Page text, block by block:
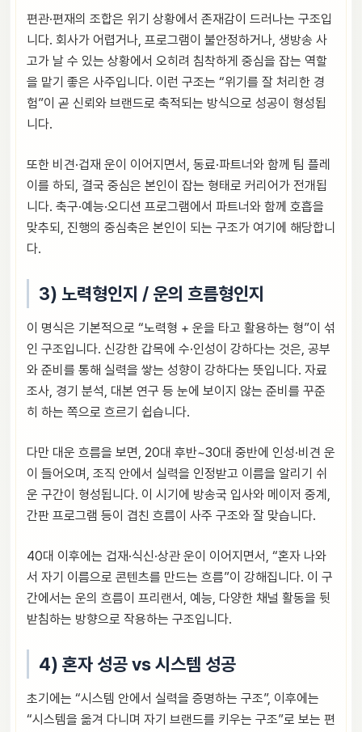
편관·편재의 조합은 위기 상황에서 존재감이 드러나는 구조입
니다. 회사가 어렵거나, 프로그램이 불안정하거나, 생방송 사
고가 날 수 있는 상황에서 오히려 침착하게 중심을 잡는 역할
을 맡기 좋은 사주입니다. 이런 구조는 “위기를 잘 처리한 경
험”이 곧 신뢰와 브랜드로 축적되는 방식으로 성공이 형성됩
니다.
또한 비견·겁재 운이 이어지면서, 동료·파트너와 함께 팀 플레
이를 하되, 결국 중심은 본인이 잡는 형태로 커리어가 전개됩
니다. 축구·예능·오디션 프로그램에서 파트너와 함께 호흡을
맞추되, 진행의 중심축은 본인이 되는 구조가 여기에 해당합니
다.
3) 노력형인지 / 운의 흐름형인지
이 명식은 기본적으로 “노력형 + 운을 타고 활용하는 형”이 섞
인 구조입니다. 신강한 갑목에 수·인성이 강하다는 것은, 공부
와 준비를 통해 실력을 쌓는 성향이 강하다는 뜻입니다. 자료
조사, 경기 분석, 대본 연구 등 눈에 보이지 않는 준비를 꾸준
히 하는 쪽으로 흐르기 쉽습니다.
다만 대운 흐름을 보면, 20대 후반~30대 중반에 인성·비견 운
이 들어오며, 조직 안에서 실력을 인정받고 이름을 알리기 쉬
운 구간이 형성됩니다. 이 시기에 방송국 입사와 메이저 중계,
간판 프로그램 등이 겹친 흐름이 사주 구조와 잘 맞습니다.
40대 이후에는 겁재·식신·상관 운이 이어지면서, “혼자 나와
서 자기 이름으로 콘텐츠를 만드는 흐름”이 강해집니다. 이 구
간에서는 운의 흐름이 프리랜서, 예능, 다양한 채널 활동을 뒷
받침하는 방향으로 작용하는 구조입니다.
4) 혼자 성공 vs 시스템 성공
초기에는 “시스템 안에서 실력을 증명하는 구조”, 이후에는
“시스템을 옮겨 다니며 자기 브랜드를 키우는 구조”로 보는 편